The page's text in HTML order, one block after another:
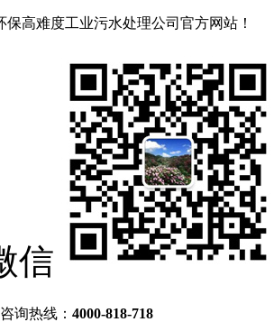
高难度工业污水处理公司官方网站！
信
询热线： 4000-818-718